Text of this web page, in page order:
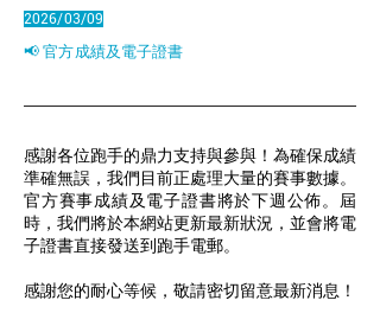
2026/03/09
📢 官方成績及電子證書
感謝各位跑手的鼎力支持與參與！為確保成績
準確無誤，我們目前正處理大量的賽事數據。
官方賽事成績及電子證書將於下週公佈。屆
時，我們將於本網站更新最新狀況，並會將電
子證書直接發送到跑手電郵。
感謝您的耐心等候，敬請密切留意最新消息！